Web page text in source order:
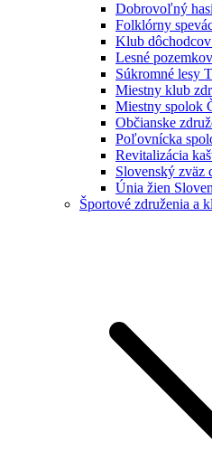
Dobrovoľný
Folklórny
Klub
Lesné
Súkromné lesy
Miestny klub
Miestny spolok
Občianske
Poľovnícka
Revitalizácia
Slovenský zväz
Únia žien
Športové združenia a